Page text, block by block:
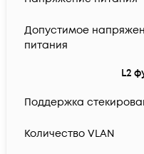
Допустимое
питания
L2
Поддержка
Количество VLAN